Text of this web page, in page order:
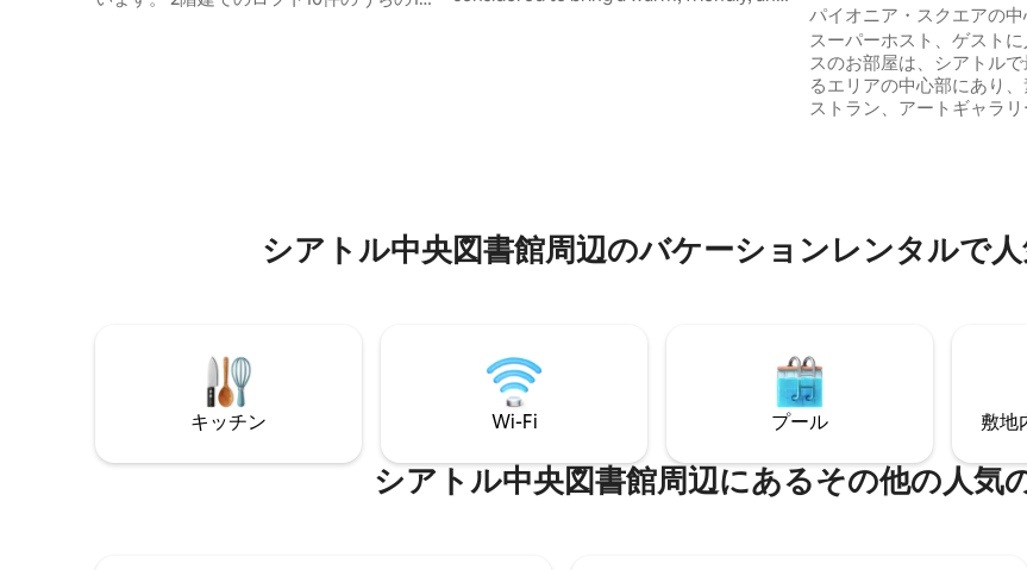
にノースウェストの素材のパレットを表
現しています。 全館Wi-Fiでは、WaveG
用いただけるオープンクローゼットがた
くさんあります。 私はいつも旅行の際は
完全に荷物を開けて、そうすることをお
すすめします！ サウスレイクユニオン
（SLU ）は、日中はシアトルのテクノロ
ジーとバイオテクノロジー産業の中心地
です。 素敵なブティックレストランやバ
パイオニア・スクエアの
マンチックなニューヨー
フト
スーパーホスト、ゲスト
スのお部屋は、シアトル
るエリアの中心部にあり
ストラン、アートギャラ
洗濯機・乾燥機がありま
の窓には電動シェードが
グドレス、プレ・ポストイ
です。
シアトル中央図書館⁠周⁠辺⁠のバ⁠ケ⁠ー⁠シ⁠ョ⁠ン⁠レ⁠ン⁠タ⁠ル⁠で
キッチン Wi-Fi プール 敷地
シアトル中央図書館⁠周⁠辺⁠に⁠あ⁠るそ⁠の⁠他⁠の人⁠気⁠